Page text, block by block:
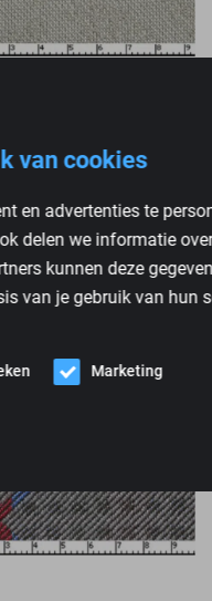
van cookies
en advertenties te
delen we informatie
kunnen deze
van je gebruik van hun
Marketing